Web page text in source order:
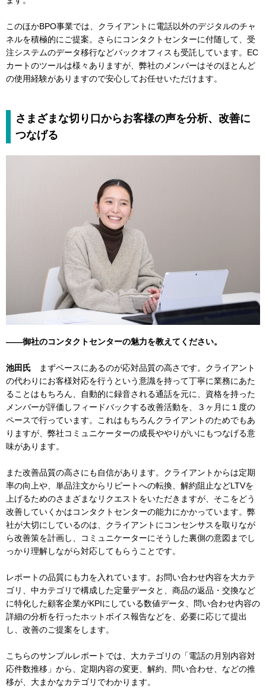
このほかBPO事業では、クライアントに電話以外のデジタルのチャ
ネルを積極的にご提案。さらにコンタクトセンターに付随して、受
注システムのデータ移行などバックオフィスも受託しています。EC
カートのツールは様々ありますが、弊社のメンバーはそのほとんど
の使用経験がありますので安心してお任せいただけます。
さまざまな切り口からお客様の声を分析、改善に
つなげる
――御社のコンタクトセンターの魅力を教えてください。
池田氏 まずベースにあるのが応対品質の高さです。クライアント
の代わりにお客様対応を行うという意識を持って丁寧に業務にあた
ることはもちろん、自動的に録音される通話を元に、資格を持った
メンバーが評価しフィードバックする改善活動を、３ヶ月に１度の
ペースで行っています。これはもちろんクライアントのためでもあ
りますが、弊社コミュニケーターの成長ややりがいにもつなげる意
味があります。
また改善品質の高さにも自信があります。クライアントからは定期
率の向上や、単品注文からリピートへの転換、解約阻止などLTVを
上げるためのさまざまなリクエストをいただきますが、そこをどう
改善していくかはコンタクトセンターの能力にかかっています。弊
社が大切にしているのは、クライアントにコンセンサスを取りなが
ら改善策を計画し、コミュニケーターにそうした裏側の意図までし
っかり理解しながら対応してもらうことです。
レポートの品質にも力を入れています。お問い合わせ内容を大カテ
ゴリ、中カテゴリで構成した定量データと、商品の返品・交換など
に特化した顧客企業がKPIにしている数値データ、問い合わせ内容の
詳細の分析を行ったホットボイス報告などを、必要に応じて提出
し、改善のご提案をします。
こちらのサンプルレポートでは、大カテゴリの「電話の月別内容対
応件数推移」から、定期内容の変更、解約、問い合わせ、などの推
移が、大まかなカテゴリでわかります。